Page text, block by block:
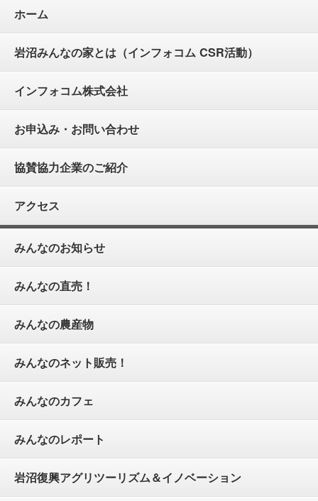
ホーム
岩沼みんなの家とは（インフォコム CSR活動）
インフォコム株式会社
お申込み・お問い合わせ
協賛協力企業のご紹介
アクセス
みんなのお知らせ
みんなの直売！
みんなの農産物
みんなのネット販売！
みんなのカフェ
みんなのレポート
岩沼復興アグリツーリズム＆イノベーション